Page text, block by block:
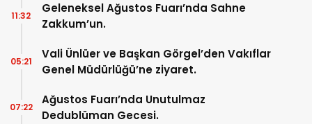
Geleneksel Ağustos Fuarı’nda Sahne
Zakkum’un.
11:32
Vali Ünlüer ve Başkan Görgel’den Vakıflar
Genel Müdürlüğü’ne ziyaret.
05:21
Ağustos Fuarı’nda Unutulmaz
Dedublüman Gecesi.
07:22